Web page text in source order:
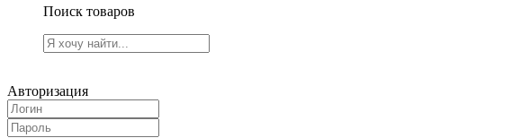
Поиск товаров
Авторизация